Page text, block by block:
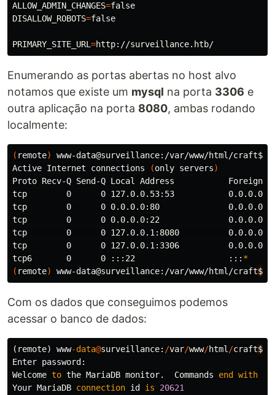
ALLOW_ADMIN_CHANGES=
DISALLOW_ROBOTS=false
PRIMARY_SITE_URL =
Enumerando as portas abertas no host alvo
notamos que existe um mysql na porta 3306 e
outra aplicação na porta 8080, ambas rodando
localmente:
( remote) www-data@surveillance:/var/www/html/craft$
Active Internet connections
(only servers)
Proto Recv-Q Send-Q Local Address           Foreign
tcp        0      0 127.0.0.53:53           0.0.0.0:
tcp        0      0 0.0.0.0:80              0.0.0.0:
tcp        0      0 0.0.0.0:22              0.0.0.0:
tcp        0      0 127.0.0.1:8080          0.0.0.0:
tcp        0      0 127.0.0.1:3306          0.0.0.0:
tcp6       0      0 :::22                   ::: *
( remote) www-data@surveillance:/var/www/html/craft$
Com os dados que conseguimos podemos
acessar o banco de dados:
( remote) www-data@surveillance: /var/www/html /craft$
Enter password :
Welcome to the MariaDB monitor. Commands end with
Your MariaDB connection id is
20621